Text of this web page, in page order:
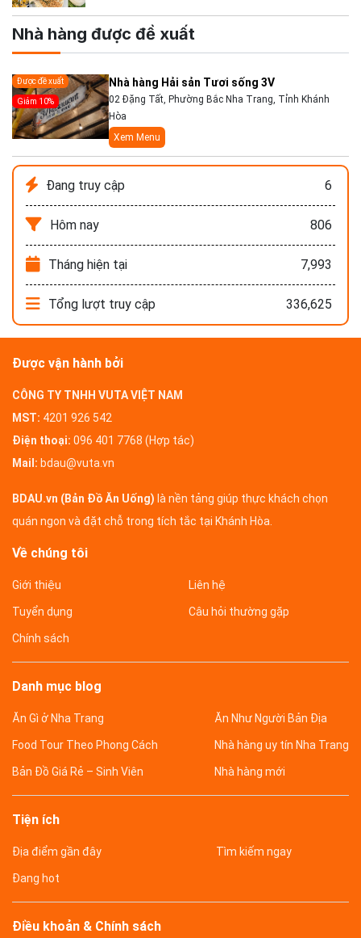
Nhà hàng được đề xuất
Được đề xuất
Giảm 10%
Nhà hàng Hải sản Tươi sống 3V
02 Đặng Tất, Phường Bắc Nha Trang, Tỉnh Khánh
Hòa
Xem Menu
Đang truy cập 6
Hôm nay 806
Tháng hiện tại 7,993
Tổng lượt truy cập 336,625
Được vận hành bởi
CÔNG TY TNHH VUTA VIỆT NAM
MST: 4201 926 542
Điện thoại: 096 401 7768 (Hợp tác)
Mail: bdau@vuta.vn
BDAU.vn (Bản Đồ Ăn Uống) là nền tảng giúp thực khách chọn
quán ngon và đặt chỗ trong tích tắc tại Khánh Hòa.
Về chúng tôi
Giới thiệu Liên hệ
Tuyển dụng Câu hỏi thường gặp
Chính sách
Danh mục blog
Ăn Gì ở Nha Trang Ăn Như Người Bản Địa
Food Tour Theo Phong Cách Nhà hàng uy tín Nha Trang
Bản Đồ Giá Rẻ – Sinh Viên Nhà hàng mới
Tiện ích
Địa điểm gần đây Tìm kiếm ngay
Đang hot
Điều khoản & Chính sách